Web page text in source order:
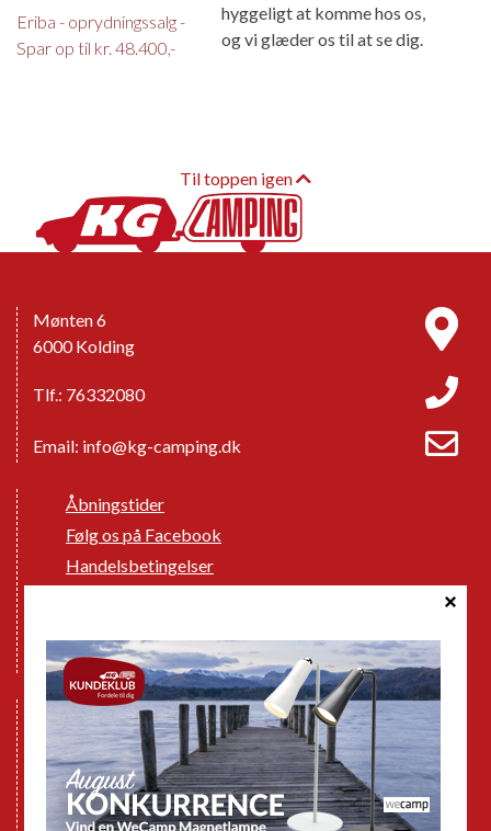
Eriba - oprydningssalg -
Spar op til kr. 48.400,-
hyggeligt at komme hos os,
og vi glæder os til at se dig.
Til toppen igen
Mønten 6
6000 Kolding
Tlf.: 76332080
Email: info@kg-camping.dk
Åbningstider
Følg os på Facebook
Handelsbetingelser
GPDR - Optagelse af foto og video
Nye Campingvogne
Nye Autocampere og Vans
Brugte Campingvogne
Brugte Autocampere og Vans